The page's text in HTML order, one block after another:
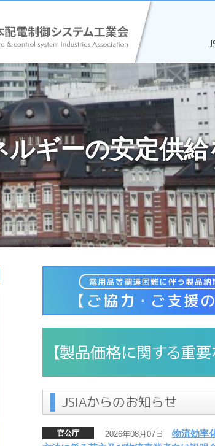
JSIAからのお知らせ
官公庁 2026年08月07日
物流効率